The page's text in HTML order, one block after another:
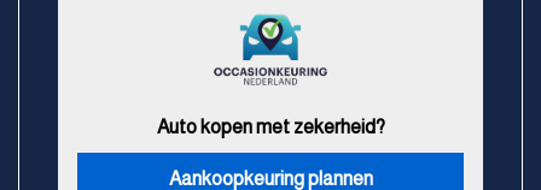
Auto kopen met zekerheid?
Aankoopkeuring plannen